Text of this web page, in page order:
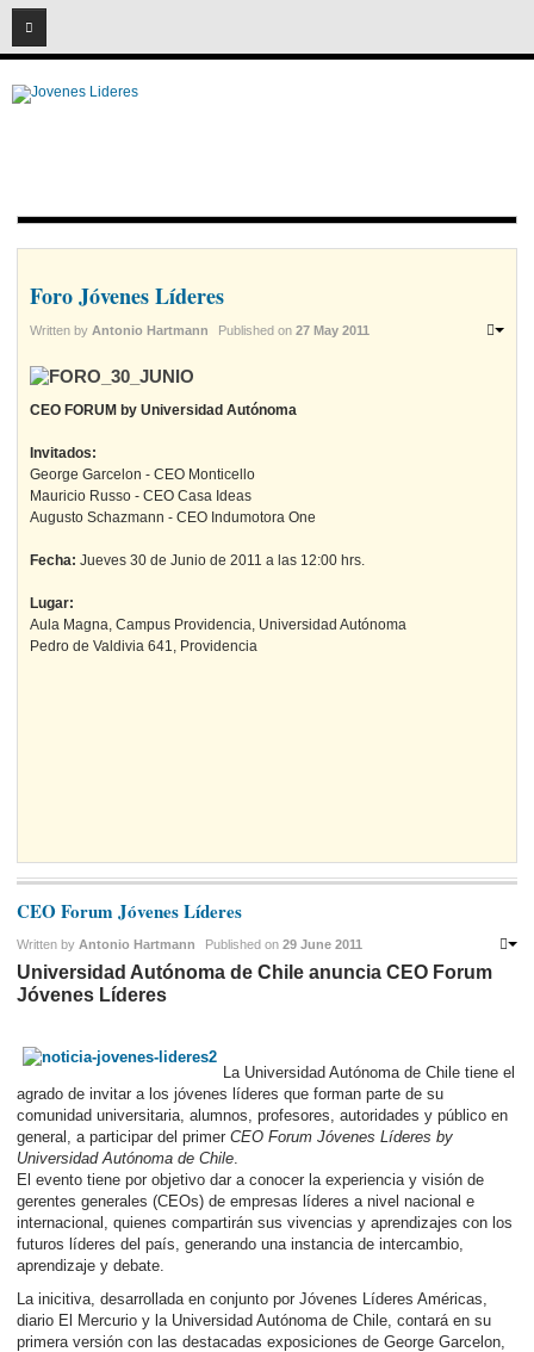
Foro Jóvenes Líderes
Written by Antonio Hartmann Published on 27 May 2011
CEO FORUM by Universidad Autónoma
Invitados:
George Garcelon - CEO Monticello
Mauricio Russo - CEO Casa Ideas
Augusto Schazmann - CEO Indumotora One
Fecha: Jueves 30 de Junio de 2011 a las 12:00 hrs.
Lugar:
Aula Magna, Campus Providencia, Universidad Autónoma
Pedro de Valdivia 641, Providencia
CEO Forum Jóvenes Líderes
Written by Antonio Hartmann Published on 29 June 2011
Universidad Autónoma de Chile anuncia CEO Forum
Jóvenes Líderes
La Universidad Autónoma de Chile tiene el
agrado de invitar a los jóvenes líderes que forman parte de su
comunidad universitaria, alumnos, profesores, autoridades y público en
general, a participar del primer CEO Forum Jóvenes Líderes by
Universidad Autónoma de Chile
El evento tiene por objetivo dar a conocer la experiencia y visión de
gerentes generales (CEOs) de empresas líderes a nivel nacional e
internacional, quienes compartirán sus vivencias y aprendizajes con los
futuros líderes del país, generando una instancia de intercambio,
aprendizaje y debate.
La inicitiva, desarrollada en conjunto por Jóvenes Líderes Américas,
diario El Mercurio y la Universidad Autónoma de Chile, contará en su
primera versión con las destacadas exposiciones de George Garcelon,